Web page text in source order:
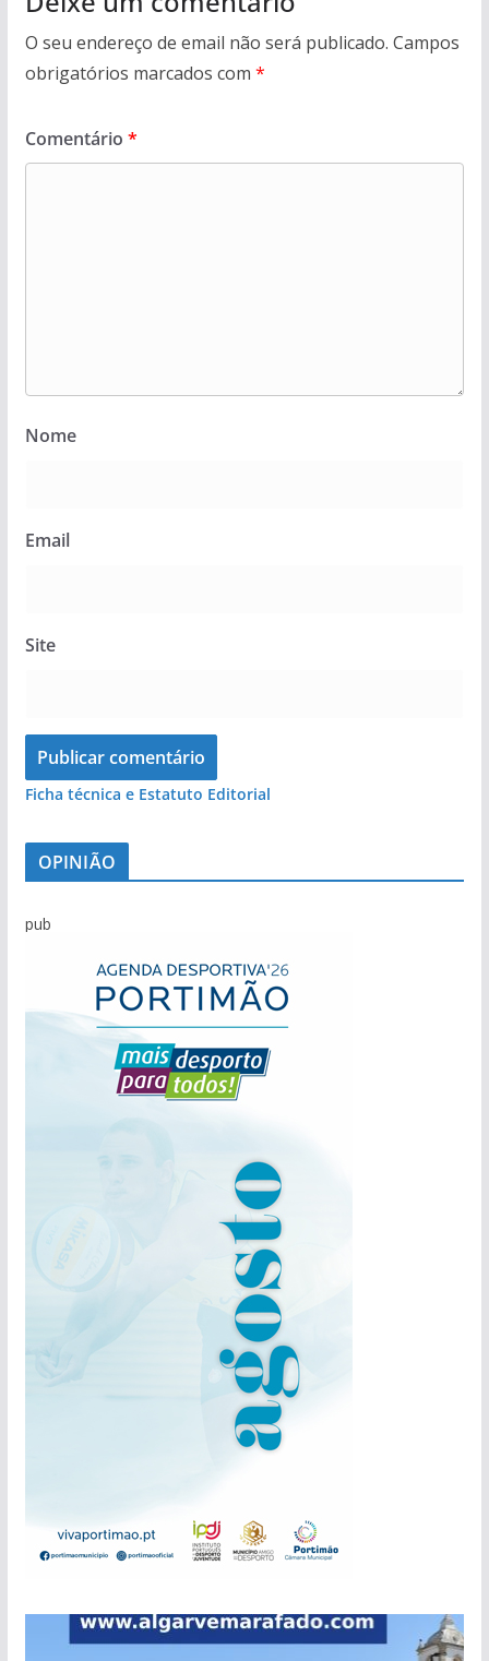
O seu endereço de email não será publicado. Campos
obrigatórios marcados com *
Comentário *
Nome
Email
Site
Ficha técnica e Estatuto Editorial
OPINIÃO
pub